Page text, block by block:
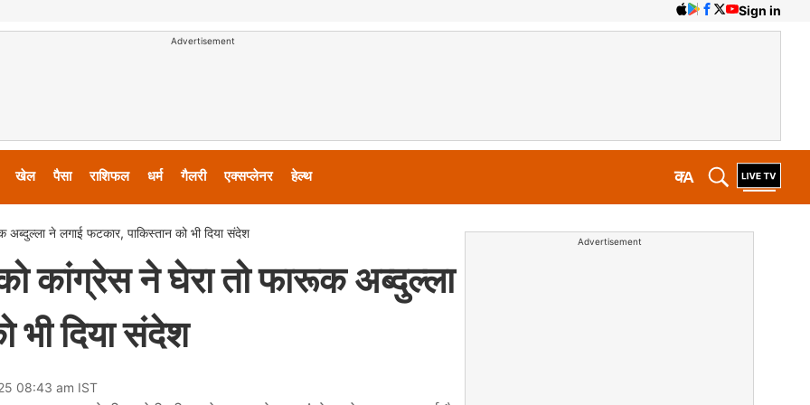
Sign in
Advertisement
खेल पैसा राशिफल धर्म गैलरी एक्सप्लेनर हेल्थ A
क
अब्दुल्ला ने लगाई फटकार, पाकिस्तान को भी दिया संदेश
को कांग्रेस ने घेरा तो फारूक अब्दुल्ला
भी दिया संदेश
08:43 am IST
Advertisement